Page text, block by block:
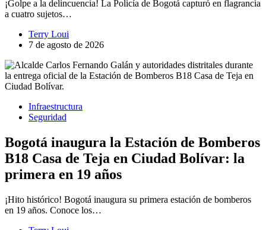
¡Golpe a la delincuencia! La Policía de Bogotá capturó en flagrancia
a cuatro sujetos…
Terry Loui
7 de agosto de 2026
Infraestructura
Seguridad
Bogotá inaugura la Estación de Bomberos
B18 Casa de Teja en Ciudad Bolívar: la
primera en 19 años
¡Hito histórico! Bogotá inaugura su primera estación de bomberos
en 19 años. Conoce los…